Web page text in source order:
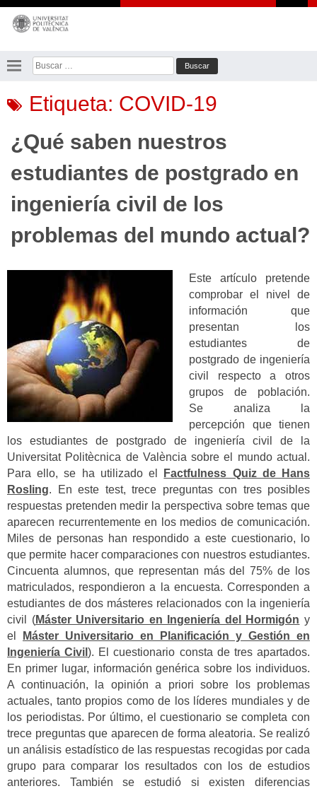
Saltar
contenido
Buscar:
Etiqueta: COVID-19
¿Qué saben nuestros
estudiantes de postgrado en
ingeniería civil de los
problemas del mundo actual?
Este artículo pretende
comprobar el nivel de
información que
presentan los
estudiantes de
postgrado de ingeniería
civil respecto a otros
grupos de población.
Se analiza la
percepción que tienen
los estudiantes de postgrado de ingeniería civil de la
Universitat Politècnica de València sobre el mundo actual.
Para ello, se ha utilizado el
Factfulness Quiz de Hans
Rosling. En este test, trece preguntas con tres posibles
respuestas pretenden medir la perspectiva sobre temas que
aparecen recurrentemente en los medios de comunicación.
Miles de personas han respondido a este cuestionario, lo
que permite hacer comparaciones con nuestros estudiantes.
Cincuenta alumnos, que representan más del 75% de los
matriculados, respondieron a la encuesta. Corresponden a
estudiantes de dos másteres relacionados con la ingeniería
civil (Máster Universitario en Ingeniería del Hormigón y
el
Máster Universitario en Planificación y Gestión en
Ingeniería Civil). El cuestionario consta de tres apartados.
En primer lugar, información genérica sobre los individuos.
A continuación, la opinión a priori sobre los problemas
actuales, tanto propios como de los líderes mundiales y de
los periodistas. Por último, el cuestionario se completa con
trece preguntas que aparecen de forma aleatoria. Se realizó
un análisis estadístico de las respuestas recogidas por cada
grupo para comparar los resultados con los de estudios
anteriores. También se estudió si existen diferencias